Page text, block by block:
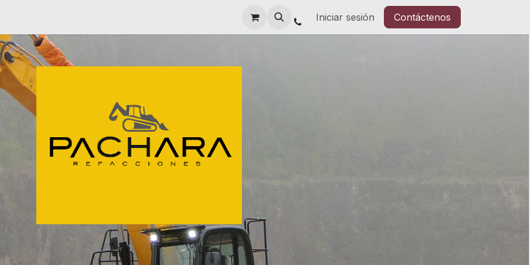
Iniciar sesión Contáctenos